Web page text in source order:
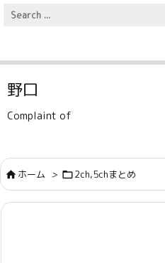
野口
Complaint of
ホーム > 2ch,5chまとめ